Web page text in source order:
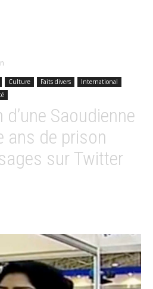
Culture Faits divers
International
Saoudienne
ans de prison
sur Twitter